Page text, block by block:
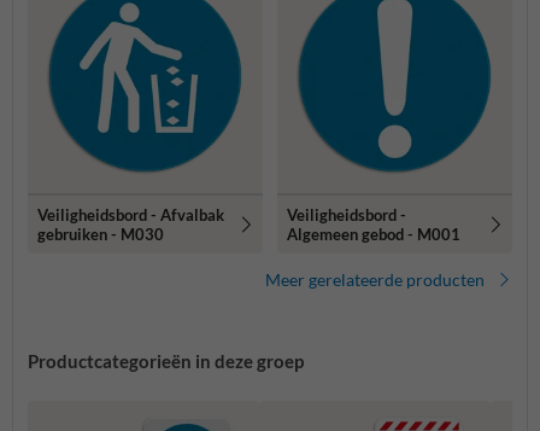
Veiligheidsbord - Afvalbak
gebruiken - M030
Veiligheidsbord -
Algemeen gebod - M001
Meer gerelateerde producten
Productcategorieën in deze groep